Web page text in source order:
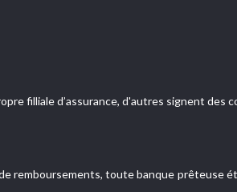
filliale d’assurance, d'autres signent des
remboursements, toute banque prêteuse